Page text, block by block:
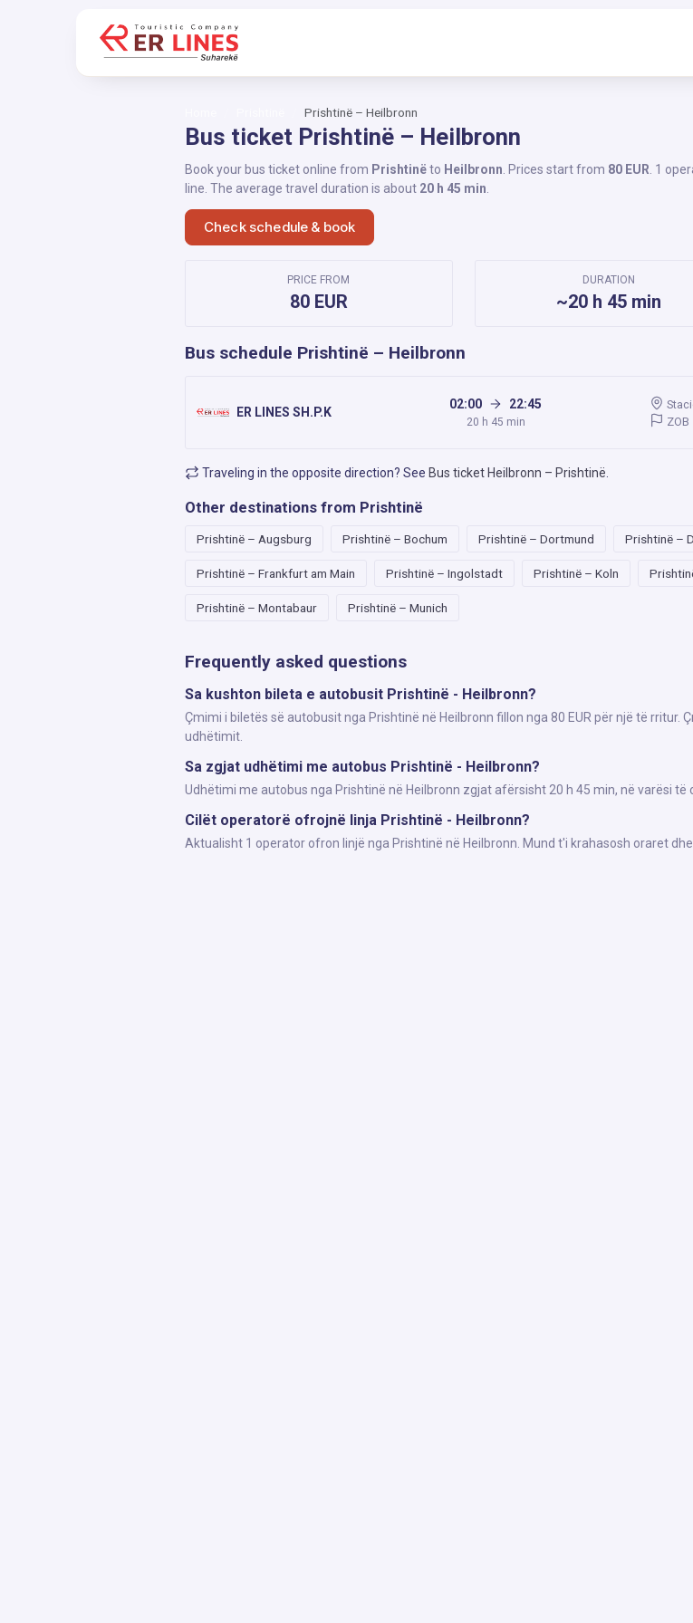
Prishtinë – Heilbronn
Bus ticket Prishtinë – Heilbronn
Book your bus ticket online from Prishtinëto Heilbronn . Prices start from 80 EUR . 1
line. The average travel duration is about 20 h 45 min
Check schedule & book
PRICE FROM
80 EUR
DURATION
~20 h 45 min
Bus schedule Prishtinë – Heilbronn
ER LINES SH.P.K
02:00 22:45
20 h 45 min
ZOB
Traveling in the opposite direction? See Bus ticket Heilbronn – Prishtinë
Other destinations from Prishtinë
Prishtinë – Augsburg Prishtinë – Bochum Prishtinë – Dortmund Prishtinë –
Prishtinë – Frankfurt am Main Prishtinë – Ingolstadt Prishtinë – Koln
Prishtinë – Montabaur Prishtinë – Munich
Frequently asked questions
Sa kushton bileta e autobusit Prishtinë - Heilbronn?
Çmimi i biletës së autobusit nga Prishtinë në Heilbronn fillon nga 80 EUR për një të
udhëtimit.
Sa zgjat udhëtimi me autobus Prishtinë - Heilbronn?
Udhëtimi me autobus nga Prishtinë në Heilbronn zgjat afërsisht 20 h 45 min, në varësi të
Cilët operatorë ofrojnë linja Prishtinë - Heilbronn?
Aktualisht 1 operator ofron linjë nga Prishtinë në Heilbronn. Mund t'i krahasosh oraret